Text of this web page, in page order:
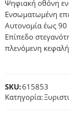
Ψηφιακή οθόνη
Ενσωματωμένη
Αυτονομία έως
Επίπεδο
πλενόμενη
SKU:615853
Κατηγορία: